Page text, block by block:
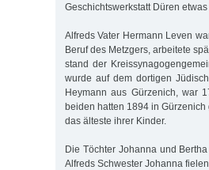
Geschichtswerkstatt Düren
Alfreds Vater Hermann Leven
Beruf des Metzgers, arbeitete
stand der
wurde auf dem dortigen
Heymann aus Gürzenich, war
beiden hatten 1894 in
das älteste ihrer Kinder.
Die Töchter Johanna und
Alfreds Schwester Johanna